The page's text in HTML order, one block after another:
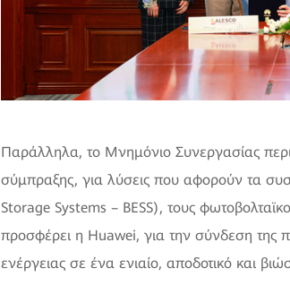
Παράλληλα, το Μνημόνιο Συνεργασίας
σύμπραξης, για λύσεις που αφορούν τα
Storage Systems – BESS), τους
προσφέρει η Huawei, για την σύνδεση
ενέργειας σε ένα ενιαίο, αποδοτικό και